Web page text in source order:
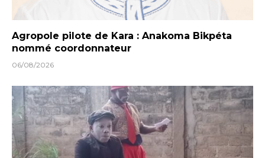
Agropole pilote de Kara : Anakoma Bikpéta
nommé coordonnateur
06/08/2026